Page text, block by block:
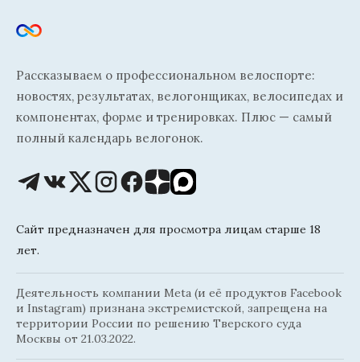
Рассказываем о профессиональном велоспорте:
новостях, результатах, велогонщиках, велосипедах и
компонентах, форме и тренировках. Плюс — самый
полный календарь велогонок.
Сайт предназначен для просмотра лицам старше 18
лет.
Деятельность компании Meta (и её продуктов Facebook
и Instagram) признана экстремистской, запрещена на
территории России по решению Тверского суда
Москвы от 21.03.2022.